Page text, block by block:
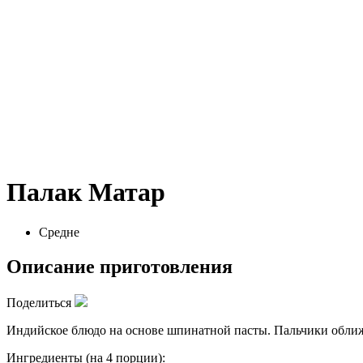
Палак Матар
Средне
Описание приготовления
Поделиться
Индийское блюдо на основе шпинатной пасты. Пальчики
Ингредиенты (на 4 порции):